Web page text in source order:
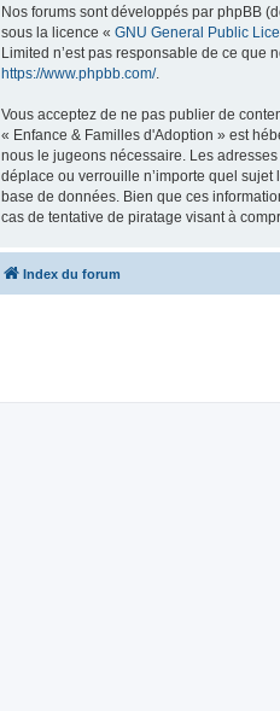
Nos forums sont développés par phpBB
sous la licence « GNU General Public
Limited n’est pas responsable de ce que
https://www.phpbb.com/.
Vous acceptez de ne pas publier de
« Enfance & Familles d'Adoption » est
nous le jugeons nécessaire. Les
déplace ou verrouille n’importe quel
base de données. Bien que ces
cas de tentative de piratage visant à
Index du forum